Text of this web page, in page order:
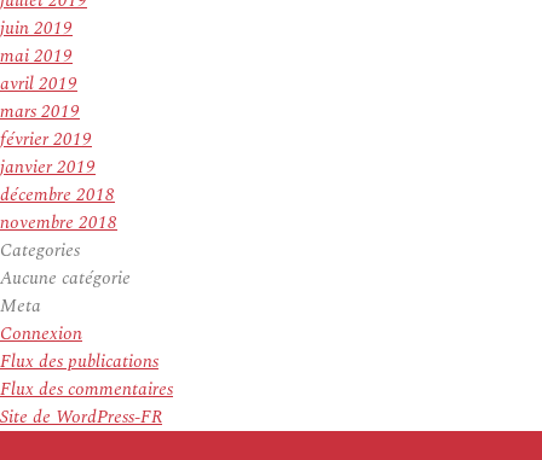
juin 2019
mai 2019
avril 2019
mars 2019
février 2019
janvier 2019
décembre 2018
novembre 2018
Categories
Aucune catégorie
Meta
Connexion
Flux des publications
Flux des commentaires
Site de WordPress-FR